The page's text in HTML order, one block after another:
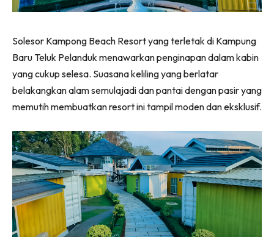
Solesor Kampong Beach Resort yang terletak di Kampung
Baru Teluk Pelanduk menawarkan penginapan dalam kabin
yang cukup selesa. Suasana keliling yang berlatar
belakangkan alam semulajadi dan pantai dengan pasir yang
memutih membuatkan resort ini tampil moden dan eksklusif.